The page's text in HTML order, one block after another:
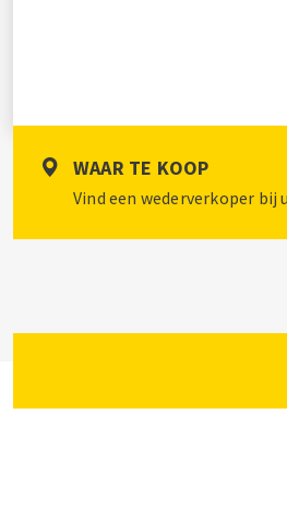
WAAR TE KOOP
Vind een wederverkoper bij